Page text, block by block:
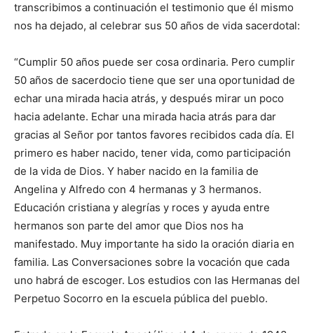
transcribimos a continuación el testimonio que él mismo
nos ha dejado, al celebrar sus 50 años de vida sacerdotal:
“Cumplir 50 años puede ser cosa ordinaria. Pero cumplir
50 años de sacerdocio tiene que ser una oportunidad de
echar una mirada hacia atrás, y después mirar un poco
hacia adelante. Echar una mirada hacia atrás para dar
gracias al Señor por tantos favores recibidos cada día. El
primero es haber nacido, tener vida, como participación
de la vida de Dios. Y haber nacido en la familia de
Angelina y Alfredo con 4 hermanas y 3 hermanos.
Educación cristiana y alegrías y roces y ayuda entre
hermanos son parte del amor que Dios nos ha
manifestado. Muy importante ha sido la oración diaria en
familia. Las Conversaciones sobre la vocación que cada
uno habrá de escoger. Los estudios con las Hermanas del
Perpetuo Socorro en la escuela pública del pueblo.